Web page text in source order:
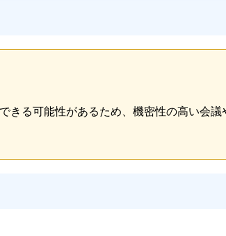
きる可能性があるため、機密性の高い会